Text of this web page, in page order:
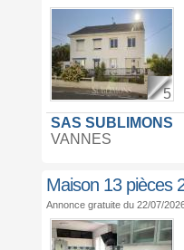
5
SAS SUBLIMONS
VANNES
Maison 13 pièces
Annonce gratuite du 22/07/